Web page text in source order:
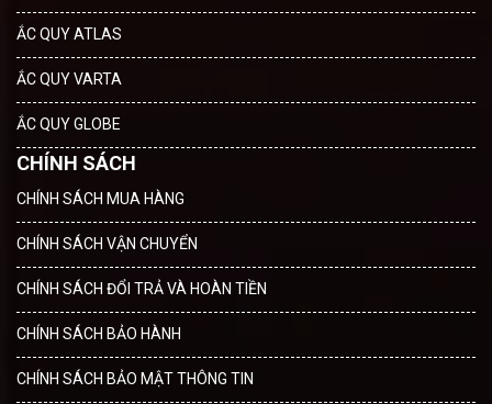
ẮC QUY ATLAS
ẮC QUY VARTA
ẮC QUY GLOBE
CHÍNH SÁCH
CHÍNH SÁCH MUA HÀNG
CHÍNH SÁCH VẬN CHUYỂN
CHÍNH SÁCH ĐỔI TRẢ VÀ HOÀN TIỀN
CHÍNH SÁCH BẢO HÀNH
CHÍNH SÁCH BẢO MẬT THÔNG TIN